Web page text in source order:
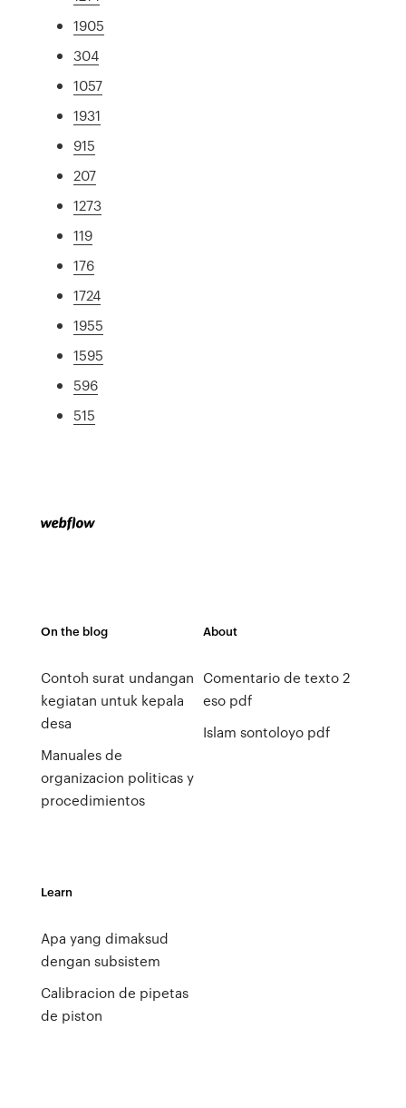
1905
304
1057
1931
915
207
1273
119
176
1724
1955
1595
596
515
On the blog
Contoh surat undangan
kegiatan untuk kepala
desa
Manuales de
organizacion politicas y
procedimientos
About
Comentario de texto 2
eso pdf
Islam sontoloyo pdf
Learn
Apa yang dimaksud
dengan subsistem
Calibracion de pipetas
de piston